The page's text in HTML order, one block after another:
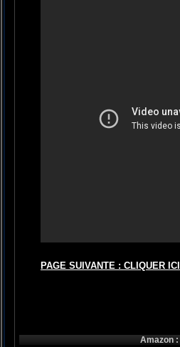
PAGE SUIVANTE : CLIQUER ICI
Amazon :